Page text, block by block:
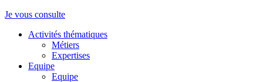
Je vous consulte
Activités thématiques
Métiers
Expertises
Equipe
Equipe